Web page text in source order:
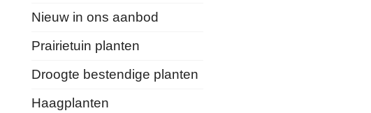
Nieuw in ons aanbod
Prairietuin planten
Droogte bestendige planten
Haagplanten